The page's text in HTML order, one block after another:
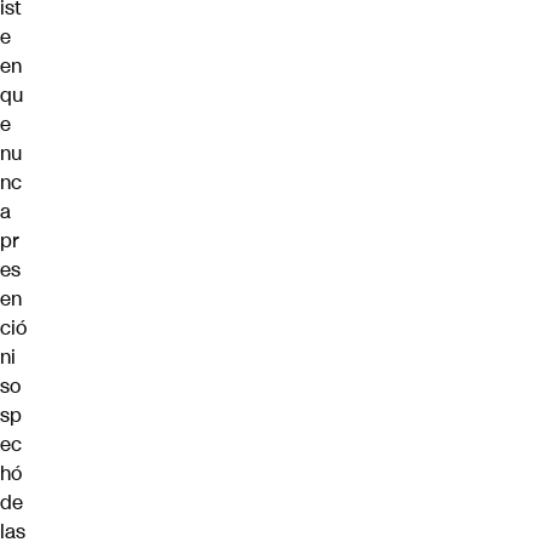
ist
e
en
qu
e
nu
nc
a
pr
es
en
ció
ni
so
sp
ec
hó
de
las